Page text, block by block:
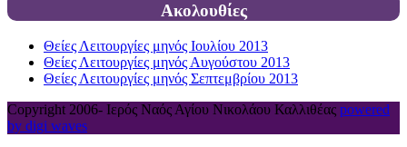
Ακολουθίες
Θείες Λειτουργίες μηνός Ιουλίου 2013
Θείες Λειτουργίες μηνός Αυγούστου 2013
Θείες Λειτουργίες μηνός Σεπτεμβρίου 2013
Copyright 2006- Ιερός Ναός Αγίου Νικολάου Καλλιθέας powered
by digi waves